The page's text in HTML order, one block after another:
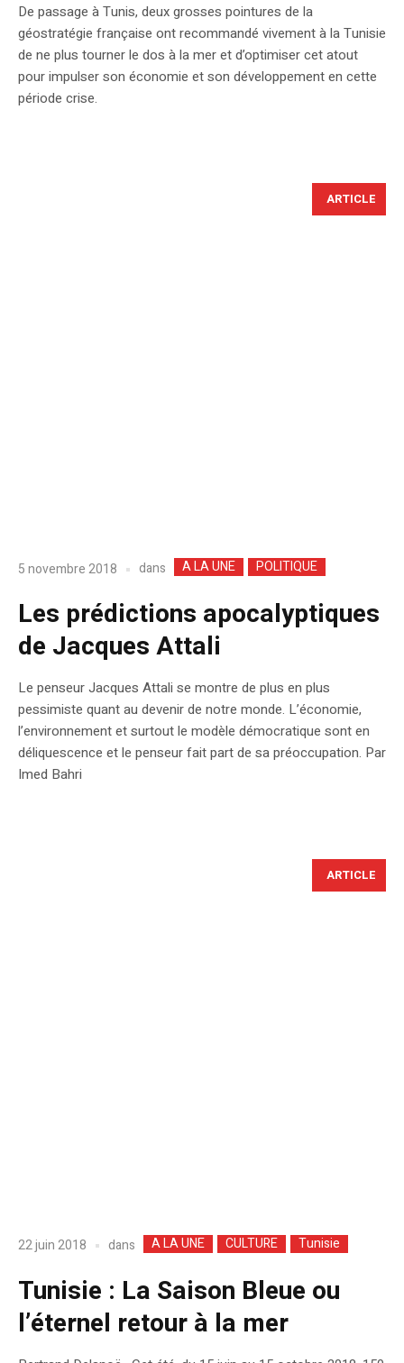
De passage à Tunis, deux grosses pointures de la
géostratégie française ont recommandé vivement à la Tunisie
de ne plus tourner le dos à la mer et d’optimiser cet atout
pour impulser son économie et son développement en cette
période crise.
ARTICLE
5 novembre 2018 dans A LA UNE POLITIQUE
Les prédictions apocalyptiques
de Jacques Attali
Le penseur Jacques Attali se montre de plus en plus
pessimiste quant au devenir de notre monde. L’économie,
l’environnement et surtout le modèle démocratique sont en
déliquescence et le penseur fait part de sa préoccupation. Par
Imed Bahri
ARTICLE
22 juin 2018 dans A LA UNE CULTURE Tunisie
Tunisie : La Saison Bleue ou
l’éternel retour à la mer